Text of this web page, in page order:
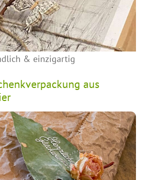
& einzigartig
aus